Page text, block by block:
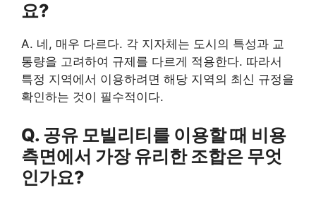
요?
A. 네, 매우 다르다. 각 지자체는 도시의 특성과 교
통량을 고려하여 규제를 다르게 적용한다. 따라서
특정 지역에서 이용하려면 해당 지역의 최신 규정을
확인하는 것이 필수적이다.
Q. 공유 모빌리티를 이용할 때 비용
측면에서 가장 유리한 조합은 무엇
인가요?